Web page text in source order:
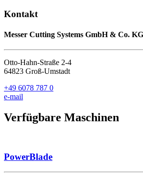
Kontakt
Messer Cutting Systems GmbH & Co. KG
Otto-Hahn-Straße 2-4
64823 Groß-Umstadt
+49 6078 787 0
e-mail
Verfügbare Maschinen
PowerBlade